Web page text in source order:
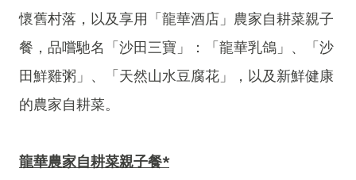
懷舊村落，以及享用「龍華酒店」農家自耕菜親子
餐，品嚐馳名「沙田三寶」：「龍華乳鴿」、「沙
田鮮雞粥」、「天然山水豆腐花」，以及新鮮健康
的農家自耕菜。
龍華農家自耕菜親子餐*